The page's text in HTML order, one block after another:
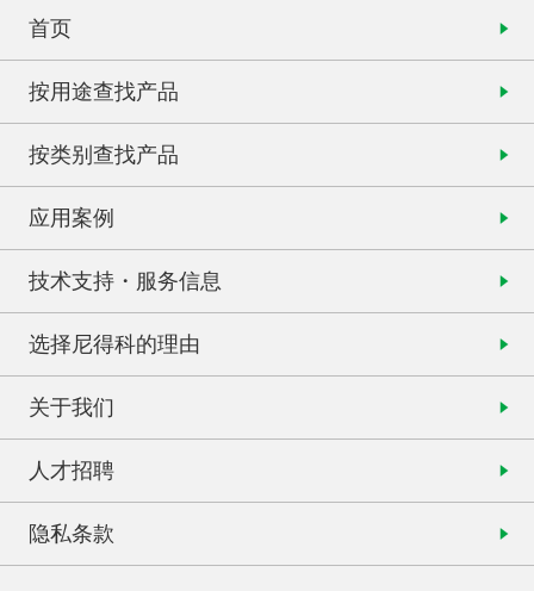
首页
按用途查找产品
按类别查找产品
应用案例
技术支持・服务信息
选择尼得科的理由
关于我们
人才招聘
隐私条款